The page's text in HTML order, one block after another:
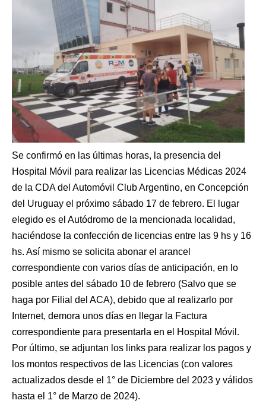
Se confirmó en las últimas horas, la presencia del
Hospital Móvil para realizar las Licencias Médicas 2024
de la CDA del Automóvil Club Argentino, en Concepción
del Uruguay el próximo sábado 17 de febrero. El lugar
elegido es el Autódromo de la mencionada localidad,
haciéndose la confección de licencias entre las 9 hs y 16
hs. Así mismo se solicita abonar el arancel
correspondiente con varios días de anticipación, en lo
posible antes del sábado 10 de febrero (Salvo que se
haga por Filial del ACA), debido que al realizarlo por
Internet, demora unos días en llegar la Factura
correspondiente para presentarla en el Hospital Móvil.
Por último, se adjuntan los links para realizar los pagos y
los montos respectivos de las Licencias (con valores
actualizados desde el 1° de Diciembre del 2023 y válidos
hasta el 1° de Marzo de 2024).